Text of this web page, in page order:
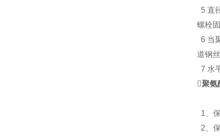
5 直
螺栓
6 当
道钢
7 水
聚氨
1、
2、